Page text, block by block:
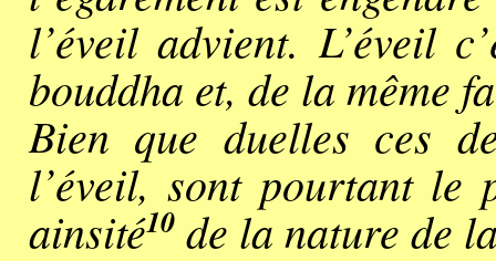
l’éveil advient. L’éveil
bouddha et, de la même
Bien que duelles ces
l’éveil, sont pourtant le
ainsité10 de la nature de